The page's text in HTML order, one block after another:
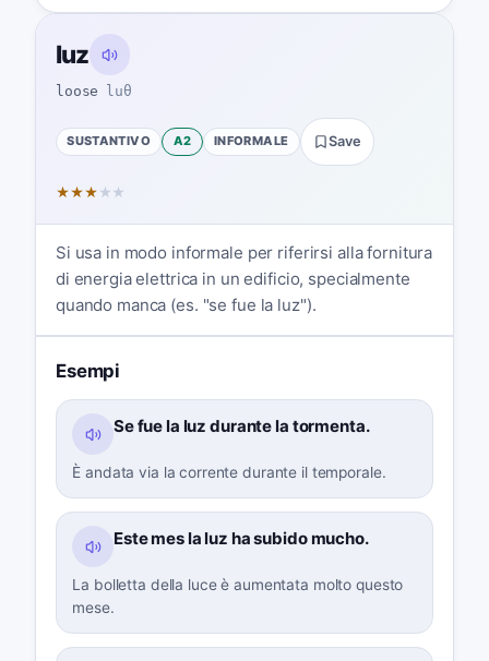
luz
loose luθ
SUSTANTIVO A2 INFORMALE Save
★★★ ★ ★
Si usa in modo informale per riferirsi alla fornitura
di energia elettrica in un edificio, specialmente
quando manca (es. "se fue la luz").
Esempi
Se fue la luz durante la tormenta.
È andata via la corrente durante il temporale.
Este mes la luz ha subido mucho.
La bolletta della luce è aumentata molto questo
mese.